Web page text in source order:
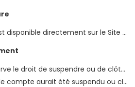
La facture du Client est disponible directement sur le Site dans la rubrique « mon compte » accessible depuis la page d‘accueil. En entrant son adresse email et son mot de passe, le Client pourra imprimer la facture relative à sa Commande.
MECA-EXPRESS se réserve le droit de suspendre ou de clôturer le compte d‘un Client qui contreviendrait aux dispositions des présentes Conditions Générales de Vente.
ne peut commander sur le Site sans l‘autorisation préalable des services de MECA-EXPRESS.